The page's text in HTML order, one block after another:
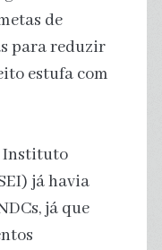
de
para reduzir
estufa com
Instituto
já havia
já que